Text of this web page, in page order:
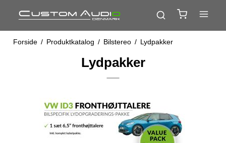
Forside / Produktkatalog / Bilstereo / Lydpakker
Lydpakker